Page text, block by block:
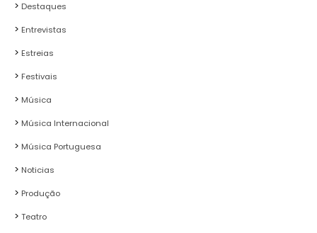
Destaques
Entrevistas
Estreias
Festivais
Música
Música Internacional
Música Portuguesa
Noticias
Produção
Teatro